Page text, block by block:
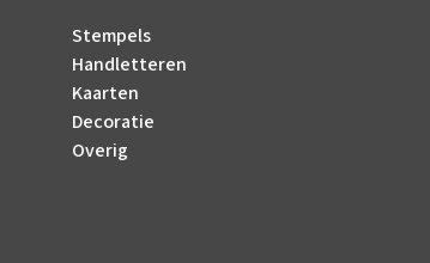
Stempels
Handletteren
Kaarten
Decoratie
Overig